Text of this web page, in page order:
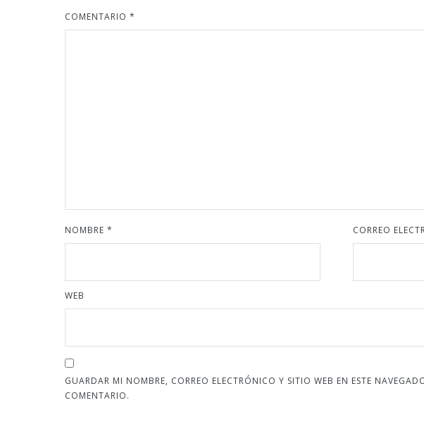
COMENTARIO *
NOMBRE * CORREO
WEB
GUARDAR MI NOMBRE, CORREO ELECTRÓNICO Y SITIO WEB EN ESTE
COMENTARIO.